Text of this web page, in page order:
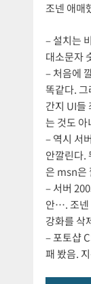
조넨 애매
– 설치는
대소문자
– 처음에
똑같다.
간지 UI들
는 것도
– 역시 서
안깔린다.
은 msn은
– 서버
안…. 조넨
강화를 삭
– 포토샵
패 봤음.